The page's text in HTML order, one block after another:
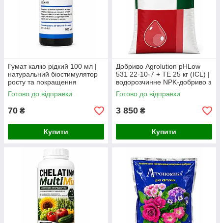
Гумат калію рідкий 100 мл |
натуральний біостимулятор
росту та покращення
живлення рослин
Готово до відправки
70 ₴
Купити
Добриво Agrolution pHLow
531 22-10-7 + TE 25 кг (ICL) |
водорозчинне NPK-добриво з
мікроелементами для
фертигації та інтенсивного
Готово до відправки
3 850 ₴
Купити